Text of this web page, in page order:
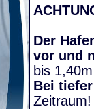
Der
vor und
bis
Bei